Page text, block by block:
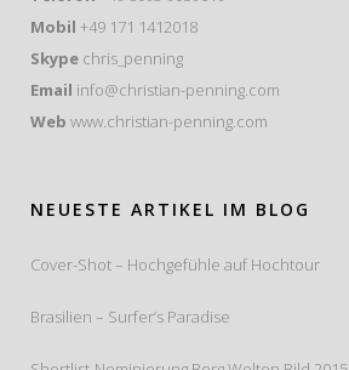
Mobil +49 171 1412018
Skype chris_penning
Email info@christian-penning.com
Web www.christian-penning.com
NEUESTE ARTIKEL IM BLOG
Cover-Shot – Hochgefühle auf Hochtour
Brasilien – Surfer’s Paradise